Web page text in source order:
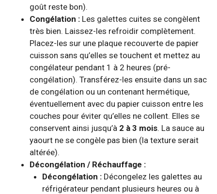
goût reste bon).
Congélation : Les galettes cuites se congèlent
très bien. Laissez-les refroidir complètement.
Placez-les sur une plaque recouverte de papier
cuisson sans qu’elles se touchent et mettez au
congélateur pendant 1 à 2 heures (pré-
congélation). Transférez-les ensuite dans un sac
de congélation ou un contenant hermétique,
éventuellement avec du papier cuisson entre les
couches pour éviter qu’elles ne collent. Elles se
conservent ainsi jusqu’à 2 à 3 mois. La sauce au
yaourt ne se congèle pas bien (la texture serait
altérée).
Décongélation / Réchauffage :
Décongélation :Décongelez les galettes au
réfrigérateur pendant plusieurs heures ou à